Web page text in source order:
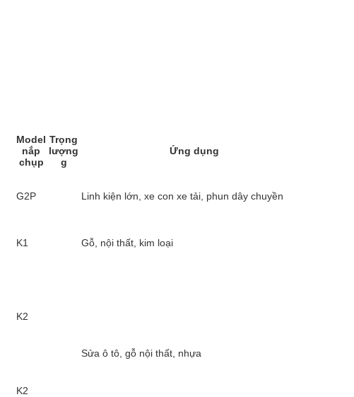
Model
nắp
chụp
Trọng
lượng
g
Ứng dụng
G2P Linh kiện lớn, xe con xe tải, phun dây chuyền
K1
Gỗ, nội thất, kim loại
K2
Sửa ô tô, gỗ nội thất, nhựa
K2